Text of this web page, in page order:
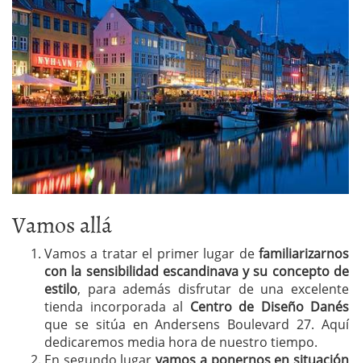
Vamos allá
Vamos a tratar el primer lugar de familiarizarnos
con la sensibilidad escandinava y su concepto de
estilo, para además disfrutar de una excelente
tienda incorporada al Centro de Diseño Danés
que se sitúa en Andersens Boulevard 27. Aquí
dedicaremos media hora de nuestro tiempo.